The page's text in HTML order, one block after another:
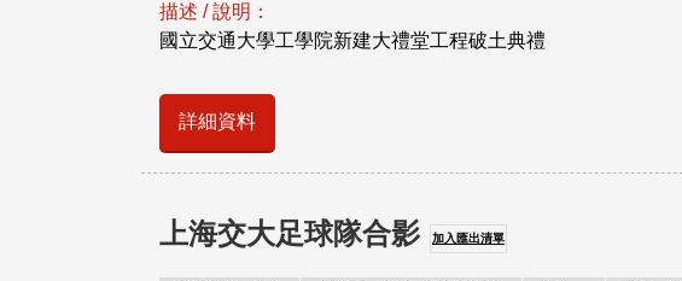
描述 / 說明：
國立交通大學工學院新建大禮堂工程破土典禮
詳細資料
上海交大足球隊合影 加入匯出清單